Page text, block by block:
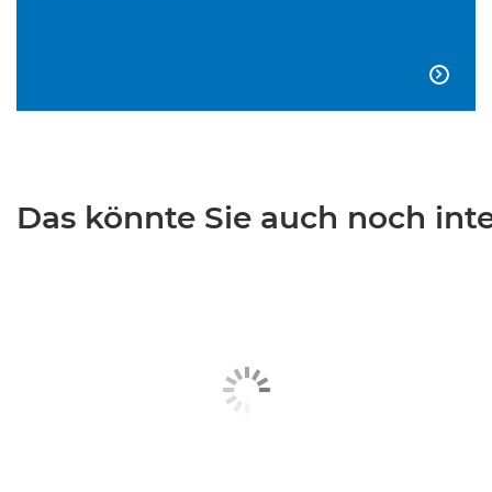

Das könnte Sie auch noch